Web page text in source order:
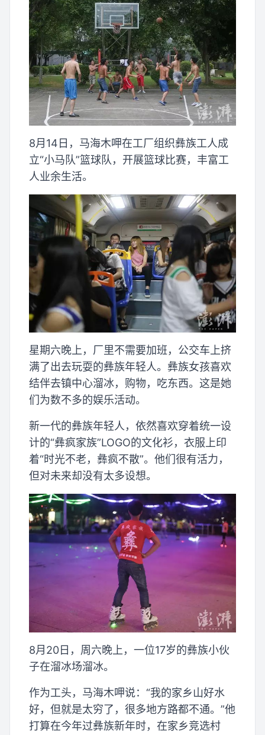
8月14日，马海木呷在工厂组织彝族工人成
立“小马队”篮球队，开展篮球比赛，丰富工
人业余生活。
星期六晚上，厂里不需要加班，公交车上挤
满了出去玩耍的彝族年轻人。彝族女孩喜欢
结伴去镇中心溜冰，购物，吃东西。这是她
们为数不多的娱乐活动。
新一代的彝族年轻人，依然喜欢穿着统一设
计的“彝疯家族”LOGO的文化衫，衣服上印
着“时光不老，彝疯不散”。他们很有活力，
但对未来却没有太多设想。
8月20日，周六晚上，一位17岁的彝族小伙
子在溜冰场溜冰。
作为工头，马海木呷说：“我的家乡山好水
好，但就是太穷了，很多地方路都不通。”他
打算在今年过彝族新年时，在家乡竞选村